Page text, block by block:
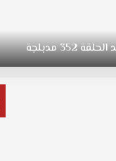
الحلقة352مدبلجة